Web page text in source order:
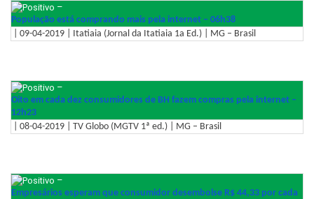
–
População está comprando mais pela internet – 06h38
| 09-04-2019 | Itatiaia (Jornal da Itatiaia 1a Ed.) | MG – Brasil
–
Oito em cada dez consumidores de BH fazem compras pela internet –
12h23
| 08-04-2019 | TV Globo (MGTV 1ª ed.) | MG – Brasil
–
Empresários esperam que consumidor desembolse R$ 44,33 por cada